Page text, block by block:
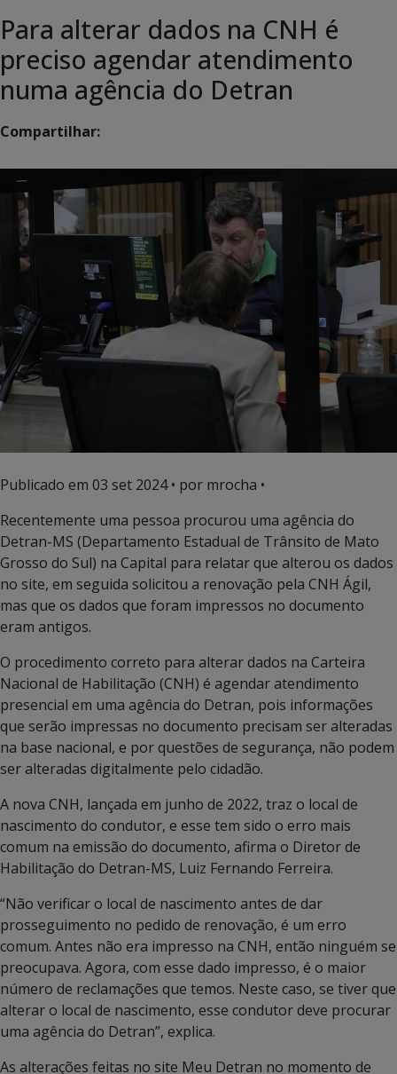
Para alterar dados na CNH é
preciso agendar atendimento
numa agência do Detran
Compartilhar:
Publicado em 03 set 2024• por mrocha •
Recentemente uma pessoa procurou uma agência do
Detran-MS (Departamento Estadual de Trânsito de Mato
Grosso do Sul) na Capital para relatar que alterou os dados
no site, em seguida solicitou a renovação pela CNH Ágil,
mas que os dados que foram impressos no documento
eram antigos.
O procedimento correto para alterar dados na Carteira
Nacional de Habilitação (CNH) é agendar atendimento
presencial em uma agência do Detran, pois informações
que serão impressas no documento precisam ser alteradas
na base nacional, e por questões de segurança, não podem
ser alteradas digitalmente pelo cidadão.
A nova CNH, lançada em junho de 2022, traz o local de
nascimento do condutor, e esse tem sido o erro mais
comum na emissão do documento, afirma o Diretor de
Habilitação do Detran-MS, Luiz Fernando Ferreira.
“Não verificar o local de nascimento antes de dar
prosseguimento no pedido de renovação, é um erro
comum. Antes não era impresso na CNH, então ninguém se
preocupava. Agora, com esse dado impresso, é o maior
número de reclamações que temos. Neste caso, se tiver que
alterar o local de nascimento, esse condutor deve procurar
uma agência do Detran”, explica.
As alterações feitas no site Meu Detran no momento de